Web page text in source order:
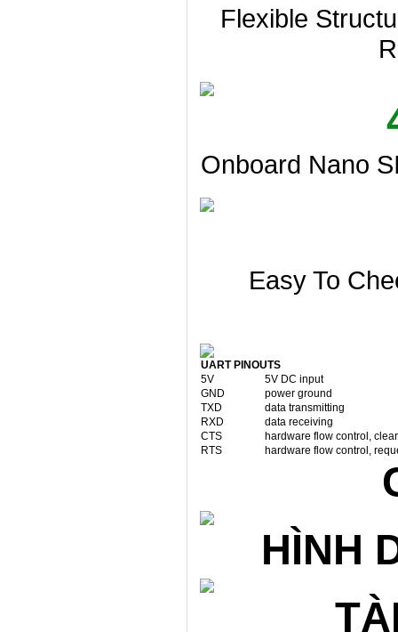
Flexible
Onboard Nano
Easy To
UART PINOUTS
5V
5V DC input
GND
power ground
TXD
data transmitting
RXD
data receiving
CTS
hardware flow control,
RTS
hardware flow control,
HÌNH